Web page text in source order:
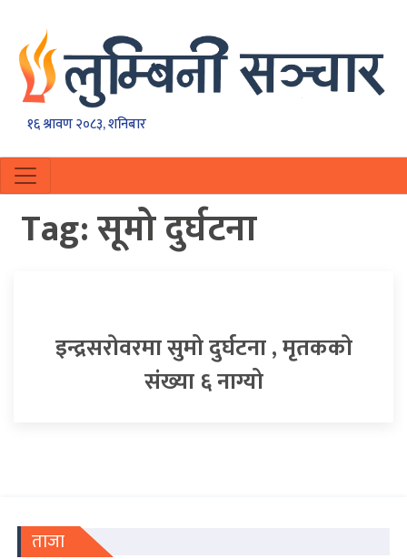
१६ श्रावण २०८३, शनिबार
Tag:सूमो दुर्घटना
इन्द्रसराेवरमा सुमो दुर्घटना , मृतककाे
संख्या ६ नाग्यो
ताजा